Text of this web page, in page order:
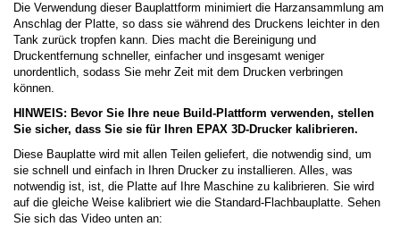
Die Verwendung dieser Bauplattform minimiert die Harzansammlung am
Anschlag der Platte, so dass sie während des Druckens leichter in den
Tank zurück tropfen kann. Dies macht die Bereinigung und
Druckentfernung schneller, einfacher und insgesamt weniger
unordentlich, sodass Sie mehr Zeit mit dem Drucken verbringen
können.
HINWEIS: Bevor Sie Ihre neue Build-Plattform verwenden, stellen
Sie sicher, dass Sie sie für Ihren EPAX 3D-Drucker kalibrieren.
Diese Bauplatte wird mit allen Teilen geliefert, die notwendig sind, um
sie schnell und einfach in Ihren Drucker zu installieren. Alles, was
notwendig ist, ist, die Platte auf Ihre Maschine zu kalibrieren. Sie wird
auf die gleiche Weise kalibriert wie die Standard-Flachbauplatte. Sehen
Sie sich das Video unten an: